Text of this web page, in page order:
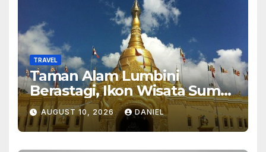
TRAVEL
Taman Alam Lumbini
Berastagi, Ikon Wisata Sumut
2026
AUGUST 10, 2026 DANIEL